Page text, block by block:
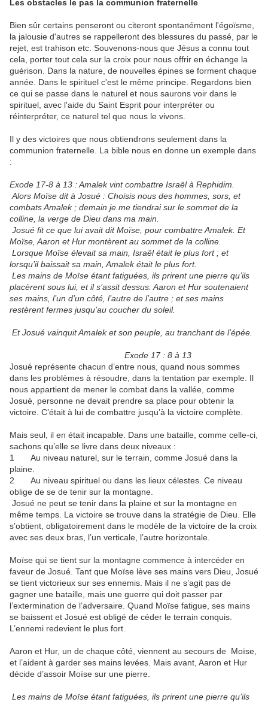
Les obstacles le pas la communion fraternelle
Bien sûr certains penseront ou citeront spontanément l'égoïsme,
la jalousie d'autres se rappelleront des blessures du passé, par le
rejet, est trahison etc. Souvenons-nous que Jésus a connu tout
cela, porter tout cela sur la croix pour nous offrir en échange la
guérison. Dans la nature, de nouvelles épines se forment chaque
année. Dans le spirituel c'est le même principe. Regardons bien
ce qui se passe dans le naturel et nous saurons voir dans le
spirituel, avec l'aide du Saint Esprit pour interpréter ou
réinterpréter, ce naturel tel que nous le vivons.
Il y des victoires que nous obtiendrons seulement dans la
communion fraternelle. La bible nous en donne un exemple dans
:
Exode 17-8 à 13 : Amalek vint combattre Israël à Rephidim.
Alors Moïse dit à Josué : Choisis nous des hommes, sors, et
combats Amalek ; demain je me tiendrai sur le sommet de la
colline, la verge de Dieu dans ma main.
Josué fit ce que lui avait dit Moïse, pour combattre Amalek. Et
Moïse, Aaron et Hur montèrent au sommet de la colline.
Lorsque Moïse élevait sa main, Israël était le plus fort ; et
lorsqu’il baissait sa main, Amalek était le plus fort.
Les mains de Moïse étant fatiguées, ils prirent une pierre qu’ils
placèrent sous lui, et il s’assit dessus. Aaron et Hur soutenaient
ses mains, l’un d’un côté, l’autre de l’autre ; et ses mains
restèrent fermes jusqu’au coucher du soleil.
Et Josué vainquit Amalek et son peuple, au tranchant de l’épée.
Exode 17 : 8 à 13
Josué représente chacun d’entre nous, quand nous sommes
dans les problèmes à résoudre, dans la tentation par exemple. Il
nous appartient de mener le combat dans la vallée, comme
Josué, personne ne devait prendre sa place pour obtenir la
victoire. C’était à lui de combattre jusqu’à la victoire complète.
Mais seul, il en était incapable. Dans une bataille, comme celle-ci,
sachons qu’elle se livre dans deux niveaux :
1 Au niveau naturel, sur le terrain, comme Josué dans la
plaine.
2 Au niveau spirituel ou dans les lieux célestes. Ce niveau
oblige de se de tenir sur la montagne.
Josué ne peut se tenir dans la plaine et sur la montagne en
même temps. La victoire se trouve dans la stratégie de Dieu. Elle
s’obtient, obligatoirement dans le modèle de la victoire de la croix
avec ses deux bras, l’un verticale, l’autre horizontale.
Moïse qui se tient sur la montagne commence à intercéder en
faveur de Josué. Tant que Moïse lève ses mains vers Dieu, Josué
se tient victorieux sur ses ennemis. Mais il ne s’agit pas de
gagner une bataille, mais une guerre qui doit passer par
l’extermination de l’adversaire. Quand Moïse fatigue, ses mains
se baissent et Josué est obligé de céder le terrain conquis.
L’ennemi redevient le plus fort.
Aaron et Hur, un de chaque côté, viennent au secours de Moïse,
et l’aident à garder ses mains levées. Mais avant, Aaron et Hur
décide d’assoir Moïse sur une pierre.
Les mains de Moïse étant fatiguées, ils prirent une pierre qu’ils